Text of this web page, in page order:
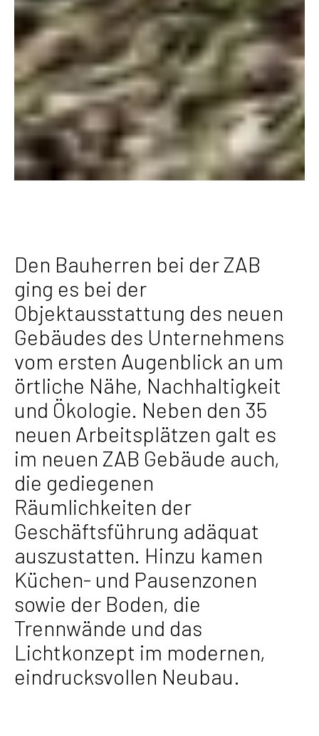
Den Bauherren bei der ZAB
ging es bei der
Objektausstattung des neuen
Gebäudes des Unternehmens
vom ersten Augenblick an um
örtliche Nähe, Nachhaltigkeit
und Ökologie. Neben den 35
neuen Arbeitsplätzen galt es
im neuen ZAB Gebäude auch,
die gediegenen
Räumlichkeiten der
Geschäftsführung adäquat
auszustatten. Hinzu kamen
Küchen- und Pausenzonen
sowie der Boden, die
Trennwände und das
Lichtkonzept im modernen,
eindrucksvollen Neubau.